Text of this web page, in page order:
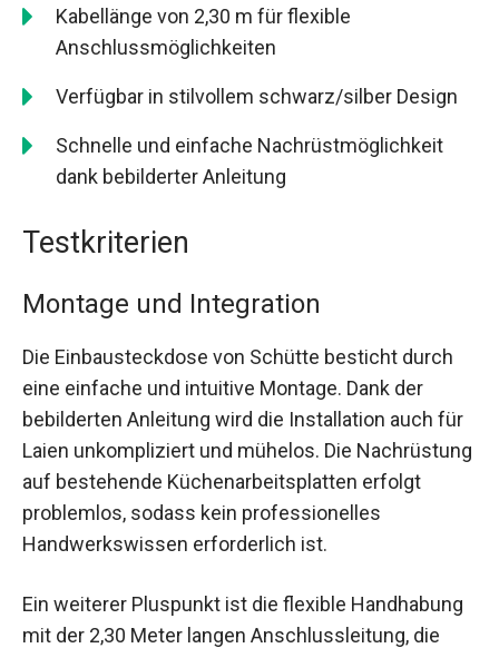
Kabellänge von 2,30 m für flexible
Anschlussmöglichkeiten
Verfügbar in stilvollem schwarz/silber Design
Schnelle und einfache Nachrüstmöglichkeit
dank bebilderter Anleitung
Testkriterien
Montage und Integration
Die Einbausteckdose von Schütte besticht durch
eine einfache und intuitive Montage. Dank der
bebilderten Anleitung wird die Installation auch für
Laien unkompliziert und mühelos. Die Nachrüstung
auf bestehende Küchenarbeitsplatten erfolgt
problemlos, sodass kein professionelles
Handwerkswissen erforderlich ist.
Ein weiterer Pluspunkt ist die flexible Handhabung
mit der 2,30 Meter langen Anschlussleitung, die